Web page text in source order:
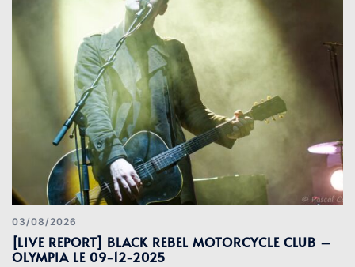
03/08/2026
[LIVE REPORT] BLACK REBEL MOTORCYCLE CLUB –
OLYMPIA LE 09-12-2025